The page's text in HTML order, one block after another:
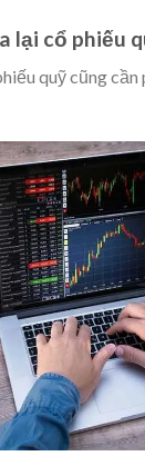
lại cổ phiếu
quỹ cũng cần